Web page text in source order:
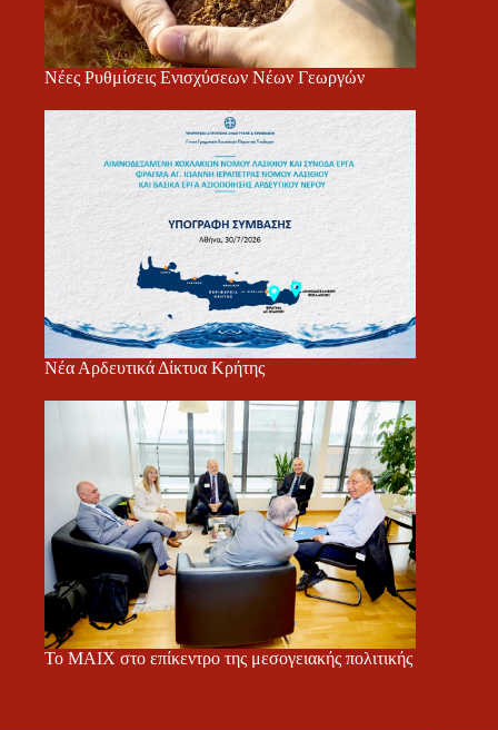
Νέες Ρυθμίσεις Ενισχύσεων Νέων Γεωργών
Νέα Αρδευτικά Δίκτυα Κρήτης
Το ΜΑΙΧ στο επίκεντρο της μεσογειακής πολιτικής